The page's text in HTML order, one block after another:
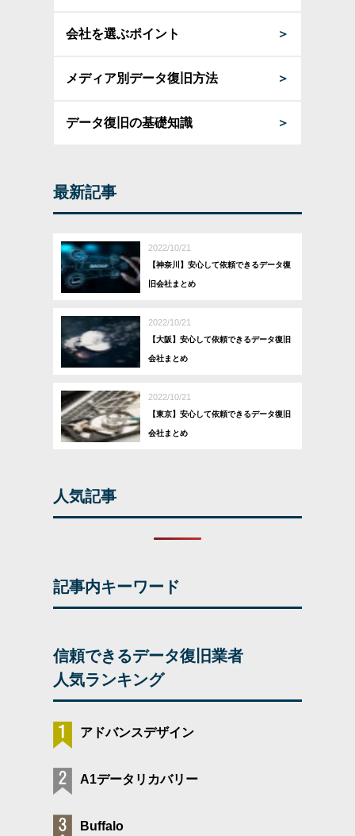
会社を選ぶポイント ＞
メディア別データ復旧方法 ＞
データ復旧の基礎知識 ＞
最新記事
2022/10/21
【神奈川】安心して依頼できるデータ復
旧会社まとめ
2022/10/21
【大阪】安心して依頼できるデータ復旧
会社まとめ
2022/10/21
【東京】安心して依頼できるデータ復旧
会社まとめ
人気記事
記事内キーワード
信頼できるデータ復旧業者
人気ランキング
アドバンスデザイン
A1データリカバリー
Buffalo